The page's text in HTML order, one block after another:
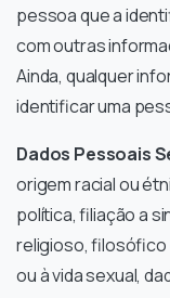
pessoa que a
com outras
Ainda, qualquer
identificar uma
Dados Pessoais
origem racial ou
política, filiação a
religioso, filosófico
ou à vida sexual,